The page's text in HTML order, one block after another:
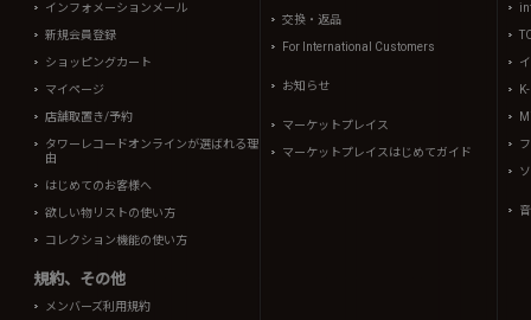
インフォメーションメール
新規会員登録
ショッピングカート
マイページ
店舗取置き/予約
タワーレコードオンラインが選ばれる理
由
はじめてのお客様へ
欲しい物リストの使い方
コレクション機能の使い方
規約、その他
メンバーズ利用規約
交換・返品
For International Customers
お知らせ
マーケットプレイス
マーケットプレイスはじめてガイド